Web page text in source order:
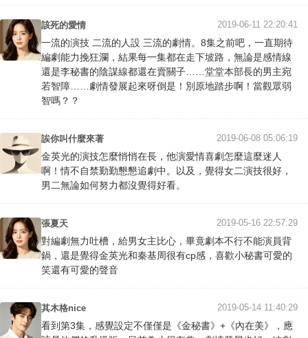
該死的愛情 2019-06-11 22:20:41
一流的演技 二流的人設 三流的劇情。8集之前吧，一直期待
編劇能力挽狂瀾，結果每一集都在走下坡路，無論是感情線
還是李秘書的陰謀線都還在賣關子……堂堂本部長的男主宛
若智障……劇情發展起來呀倒是！別原地踏步啊！當觀眾弱
智嗎？？
誒你叫什麼來著 2019-06-08 05:06:19
金英光的演技怎麼悄悄在長，他演愛情喜劇怎麼這麼迷人
啊！情不自禁勤勤懇懇追劇中。以及，覺得女二演技很好，
男二無論如何努力都沒覺得好看。
張夏天 2019-05-16 22:57:29
對編劇無力吐槽，給男女主比心，畢竟劇本不行不能演員背
鍋，還是覺得金英光和秦基周很有cp感，喜歡小秘書可愛的
笑還有可愛的聲音
其木格nice 2019-05-14 11:40:29
看到第3集，感覺設定不僅僅是《金秘書》+《內在美》，應